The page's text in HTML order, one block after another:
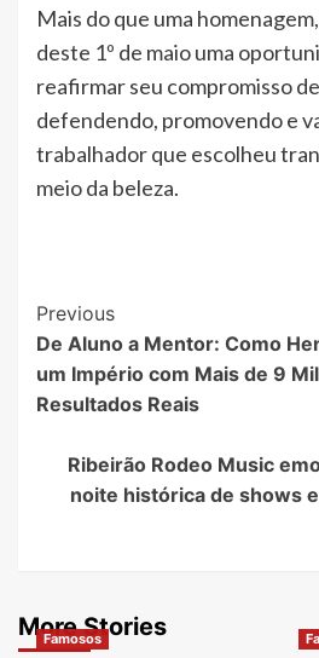
Mais do que uma
deste 1º de maio uma
reafirmar seu compromisso
defendendo, promovendo e
trabalhador que escolheu
meio da beleza.
Post
Navigation
Previous
De Aluno a Mentor: Como
um Império com Mais de 9
Resultados Reais
Ribeirão Rodeo Music
noite histórica de shows
More Stories
Famosos